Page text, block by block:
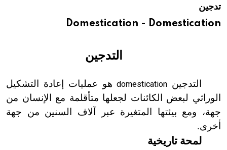
تدجين
Domestication - Domestication
التدجين
التدجين domesticationهو عمليات إعادة التشكيل
الوراثي لبعض الكائنات لجعلها متأقلمة مع الإنسان من
جهة، ومع بيئتها المتغيرة عبر آلاف السنين من جهة
أخرى.
لمحة تاريخية